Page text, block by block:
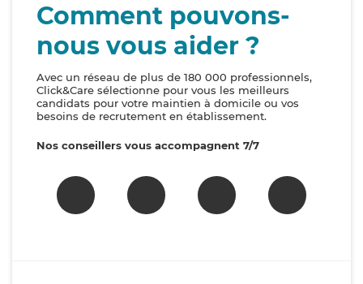
Comment pouvons-
nous vous aider ?
Avec un réseau de plus de 180 000 professionnels,
Click&Care sélectionne pour vous les meilleurs
candidats pour votre maintien à domicile ou vos
besoins de recrutement en établissement.
Nos conseillers vous accompagnent 7/7